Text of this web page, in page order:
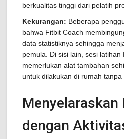
berkualitas tinggi dari pelatih
Kekurangan: Beberapa
bahwa Fitbit Coach
data statistiknya sehingga
pemula. Di sisi lain, sesi latihan
memerlukan alat tambahan
untuk dilakukan di rumah tanpa
dengan